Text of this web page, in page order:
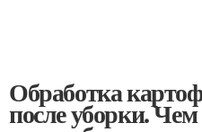
Обработка
после уборки.